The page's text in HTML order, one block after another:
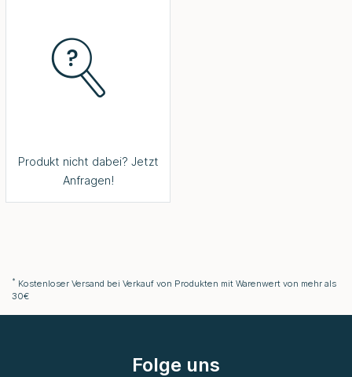
Produkt nicht dabei? Jetzt
Anfragen!
* Kostenloser Versand bei Verkauf von Produkten mit Warenwert von mehr als
30€
Folge uns